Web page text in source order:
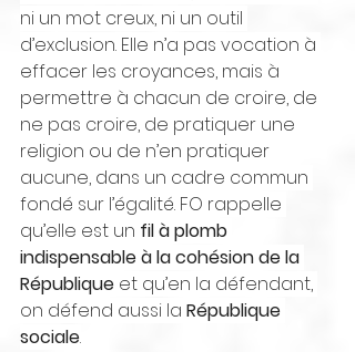
ni un mot creux, ni un outil
d’exclusion. Elle n’a pas vocation à
effacer les croyances, mais à
permettre à chacun de croire, de
ne pas croire, de pratiquer une
religion ou de n’en pratiquer
aucune, dans un cadre commun
fondé sur l’égalité. FO rappelle
qu’elle est un fil à plomb
indispensable à la cohésion de la
République et qu’en la défendant,
on défend aussi la République
sociale.